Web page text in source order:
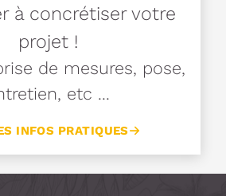
à concrétiser votre
projet !
de mesures, pose,
etc ...
INFOS PRATIQUES